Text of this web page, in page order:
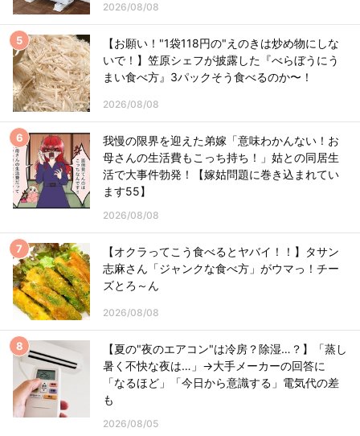
2026/08/08
【お願い！"1袋118円の"えのきは炒め物にしな
いで！】笠原シェフが披露した『べらぼうにう
まい食べ方』3パックそう食べるのか〜！
2026/08/08
我慢の限界を迎えた弟嫁「意味わかんない！お
母さんの生活費もこっち持ち！」姑との同居生
活で大事件勃発！【嫁姑問題に巻き込まれてい
ます55】
2026/08/08
【オクラってこう食べるとヤバイ！！】タサン
志麻さん「ジャンクな食べ方」がウマっ！チー
ズとろ～ん
2026/08/08
【夏の"夜のエアコン"は冷房？除湿…？】「蒸し
暑く不快な夜は…」→大手メーカーの回答に
「なるほど」「今日から意識する」電気代の差
も
2026/08/05